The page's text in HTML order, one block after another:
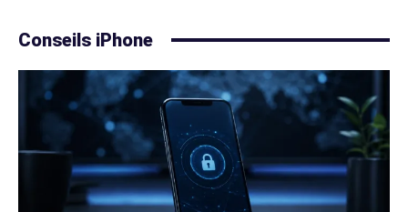
Conseils iPhone